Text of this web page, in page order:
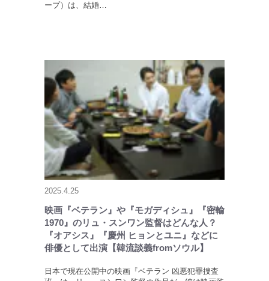
ープ）は、結婚…
2025.4.25
映画『ベテラン』や『モガディシュ』『密輸
1970』のリュ・スンワン監督はどんな人？
『オアシス』『慶州 ヒョンとユニ』などに
俳優として出演【韓流談義fromソウル】
日本で現在公開中の映画『ベテラン 凶悪犯罪捜査